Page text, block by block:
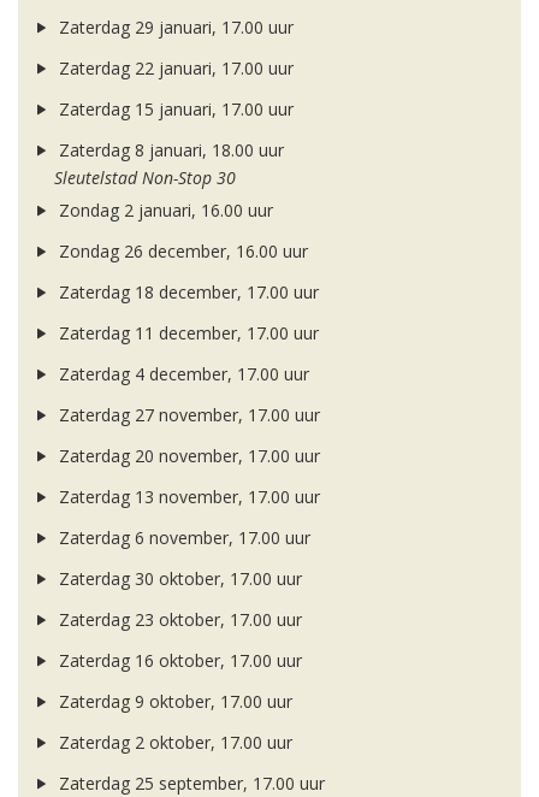
Zaterdag 29 januari, 17.00 uur
Zaterdag 22 januari, 17.00 uur
Zaterdag 15 januari, 17.00 uur
Zaterdag 8 januari, 18.00 uur
Sleutelstad Non-Stop 30
Zondag 2 januari, 16.00 uur
Zondag 26 december, 16.00 uur
Zaterdag 18 december, 17.00 uur
Zaterdag 11 december, 17.00 uur
Zaterdag 4 december, 17.00 uur
Zaterdag 27 november, 17.00 uur
Zaterdag 20 november, 17.00 uur
Zaterdag 13 november, 17.00 uur
Zaterdag 6 november, 17.00 uur
Zaterdag 30 oktober, 17.00 uur
Zaterdag 23 oktober, 17.00 uur
Zaterdag 16 oktober, 17.00 uur
Zaterdag 9 oktober, 17.00 uur
Zaterdag 2 oktober, 17.00 uur
Zaterdag 25 september, 17.00 uur